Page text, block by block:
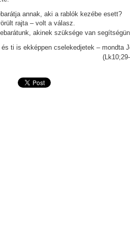
annak, aki a rablók kezébe esett?
rajta – volt a válasz.
akinek szüksége van
és ti is ekképpen cselekedjetek – mondta